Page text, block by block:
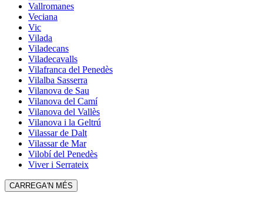
Vallromanes
Veciana
Vic
Vilada
Viladecans
Viladecavalls
Vilafranca del Penedès
Vilalba Sasserra
Vilanova de Sau
Vilanova del Camí
Vilanova del Vallès
Vilanova i la Geltrú
Vilassar de Dalt
Vilassar de Mar
Vilobí del Penedès
Viver i Serrateix
CARREGA'N MÉS